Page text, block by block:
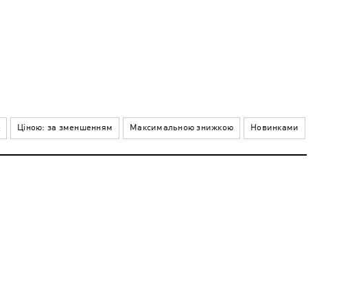
Ціною: за зменшенням Максимальною знижкою Новинками